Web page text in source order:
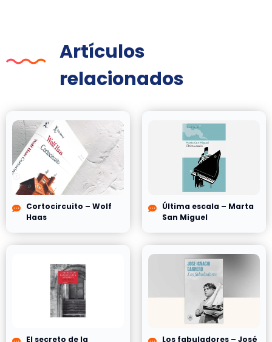
Artículos
relacionados
Cortocircuito – Wolf
Haas
Última escala – Marta
San Miguel
El secreto de la Los fabuladores – José